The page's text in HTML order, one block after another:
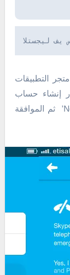
سكاى بى من
إنشاء حساب
جديد ‘New to skype create an account’ ثم الموافقة